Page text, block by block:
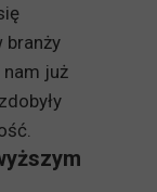
branży
nam już